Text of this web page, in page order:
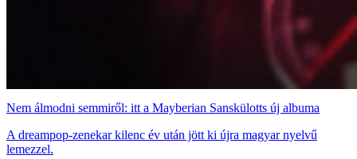
Nem álmodni semmiről: itt a Mayberian Sanskülotts új albuma
A dreampop-zenekar kilenc év után jött ki újra magyar nyelvű
lemezzel.